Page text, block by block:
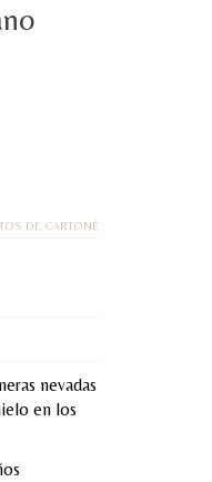
DE CARTONÉ
nevadas
en los